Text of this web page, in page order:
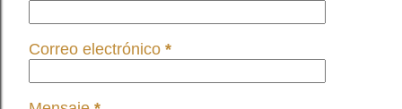
Correo electrónico *